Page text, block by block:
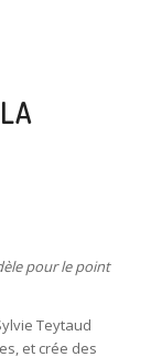
pour le point
Teytaud
et crée des